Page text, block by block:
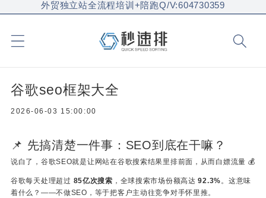
外贸独立站全流程培训+陪跑Q/V:604730359
谷歌seo框架大全
2026-06-03 15:00:00
📌 先搞清楚一件事：SEO到底在干嘛？
说白了，谷歌SEO就是让网站在谷歌搜索结果里排前面，从而白嫖流量 💰
谷歌每天处理超过 85亿次搜索 ，全球搜索市场份额高达 92.3%。这意味
着什么？——不做SEO，等于把客户主动往竞争对手怀里推。